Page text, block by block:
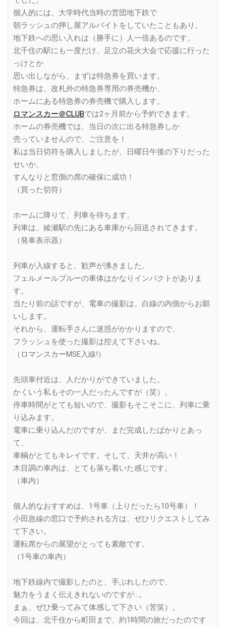
個人的には、大学時代当時の営団地下鉄で
朝ラッシュの押し屋アルバイトをしていたこともあり、
地下鉄への思い入れは（勝手に）人一倍あるのです。
北千住の駅にも一度だけ、足立の花火大会で応援に行った
っけとか
思い出しながら、まずは特急券を買います。
特急券は、改札外の特急券専用の券売機か、
ホームにある特急券の券売機で購入します。
ロマンスカー＠CLUBでは2ヶ月前から予約できます。
ホームの券売機では、当日の次に出る特急券しか
売っていませんので、ご注意を！
私は当日切符を購入しましたが、日曜日午後の下りだった
せいか、
すんなりと窓側の席の確保に成功！
（買った切符）
ホームに降りて、列車を待ちます。
列車は、綾瀬駅の先にある車庫から回送されてきます。
（発車表示器）
列車が入線すると、歓声が沸きました。
フェルメールブルーの車体はかなりインパクトがありま
す。
当たり前の話ですが、電車の撮影は、白線の内側からお願
いします。
それから、運転手さんに迷惑がかかりますので、
フラッシュを使った撮影は控えて下さいね。
（ロマンスカーMSE入線!）
先頭車付近は、人だかりができていました。
かくいう私もその一人だったんですが（笑）。
停車時間がとても短いので、撮影もそこそこに、列車に乗
り込みます。
電車に乗り込んだのですが、まだ完成したばかりとあっ
て、
車輌がとてもキレイです。そして、天井が高い！
木目調の車内は、とても落ち着いた感じです。
（車内）
個人的なおすすめは、1号車（上りだったら10号車）！
小田急線の窓口で予約される方は、ぜひリクエストしてみ
て下さい。
運転席からの展望がとっても素敵です。
（1号車の車内）
地下鉄線内で撮影したのと、手ぶれしたので、
魅力をうまく伝えきれないのですが…。
まぁ、ぜひ乗ってみて体感して下さい（苦笑）。
今回は、北千住から町田まで、約1時間の旅だったのです